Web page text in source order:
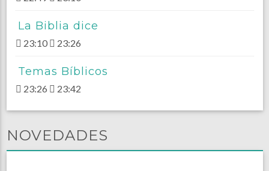
La Biblia dice
23:10 23:26
Temas Bíblicos
23:26 23:42
NOVEDADES